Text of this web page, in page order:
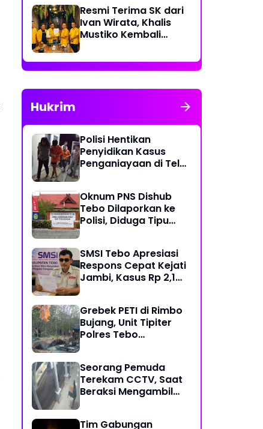
Resmi Terima SK dari
Ivan Wirata, Khalis
Mustiko Kembali
Liga Marisa Jadi
Sekretaris
Hukrim
Polisi Hentikan
Penyidikan Kasus
Penganiayaan di Teluk
Restoratif
Oknum PNS Dishub
Tebo Dilaporkan ke
Polisi, Diduga Tipu
Kerja
SMSI Tebo Apresiasi
Respons Cepat Kejati
Jambi, Kasus Rp 2,1
Grebek PETI di Rimbo
Bujang, Unit Tipiter
Polres Tebo
Cara Dibakar
Seorang Pemuda
Terekam CCTV, Saat
Beraksi Mengambil
Tim Gabungan